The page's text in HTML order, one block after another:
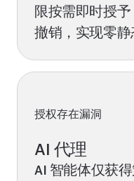
限按需即时授
撤销，实现零静
授权存在漏洞
AI 代理
AI 智能体仅获